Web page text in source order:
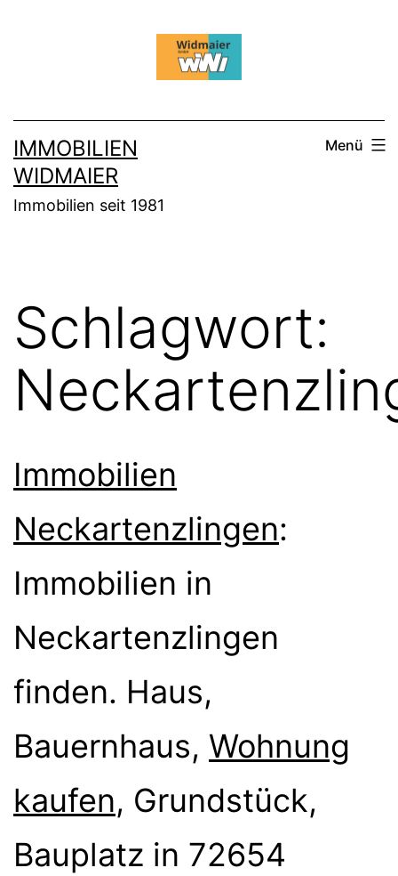
IMMOBILIEN
WIDMAIER
Immobilien seit 1981
Menü
Schlagwort:
Immobilien
Neckartenzlingen:
Immobilien in
Neckartenzlingen
finden. Haus,
Bauernhaus, Wohnung
kaufen, Grundstück,
Bauplatz in 72654